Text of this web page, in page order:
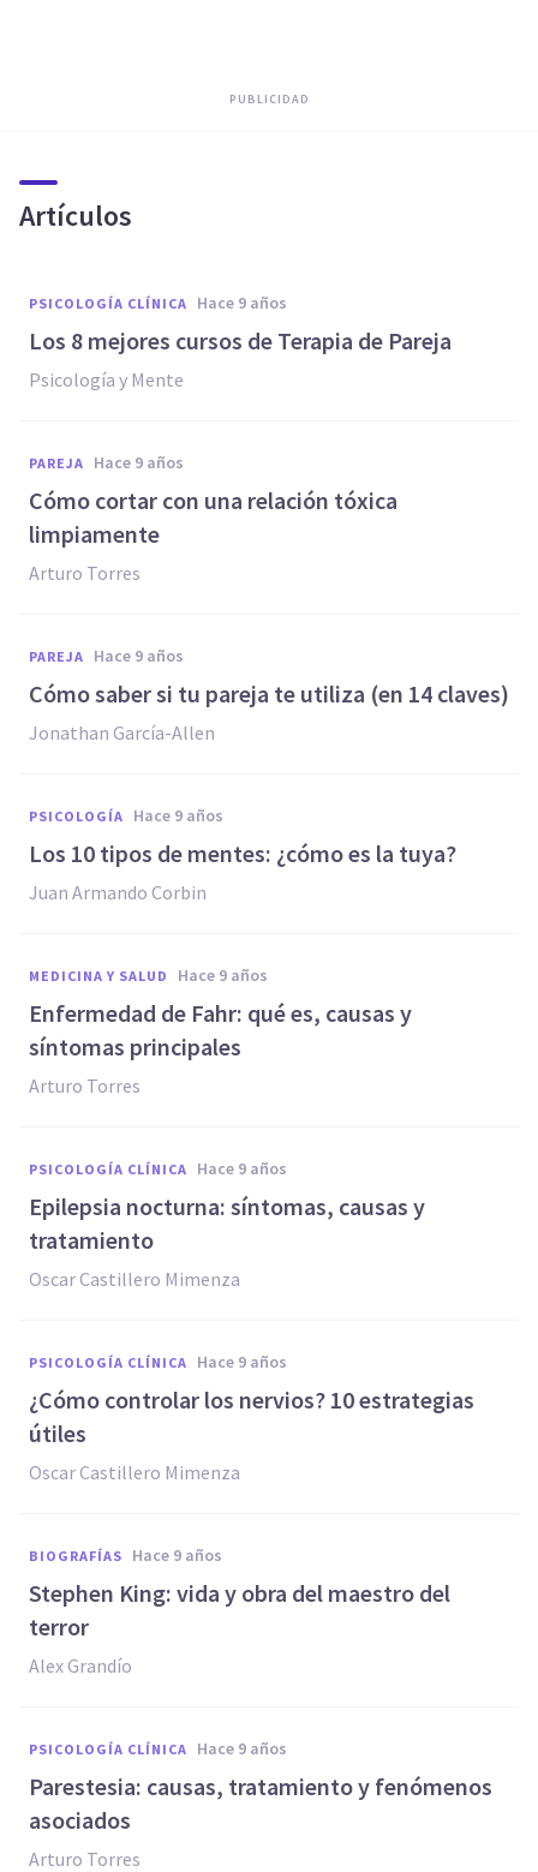
PUBLICIDAD
Artículos
PSICOLOGÍA CLÍNICA hace 9 años
Los 8 mejores cursos de Terapia de Pareja
Psicología y Mente
PAREJA hace 9 años
​Cómo cortar con una relación tóxica
limpiamente
Arturo Torres
PAREJA hace 9 años
Cómo saber si tu pareja te utiliza (en 14 claves)
Jonathan García-Allen
PSICOLOGÍA hace 9 años
​Los 10 tipos de mentes: ¿cómo es la tuya?
Juan Armando Corbin
MEDICINA Y SALUD hace 9 años
Enfermedad de Fahr: qué es, causas y
síntomas principales
Arturo Torres
PSICOLOGÍA CLÍNICA hace 9 años
Epilepsia nocturna: síntomas, causas y
tratamiento
Oscar Castillero Mimenza
PSICOLOGÍA CLÍNICA hace 9 años
¿Cómo controlar los nervios? 10 estrategias
útiles
Oscar Castillero Mimenza
BIOGRAFÍAS hace 9 años
​Stephen King: vida y obra del maestro del
terror
Alex Grandío
PSICOLOGÍA CLÍNICA hace 9 años
​Parestesia: causas, tratamiento y fenómenos
asociados
Arturo Torres